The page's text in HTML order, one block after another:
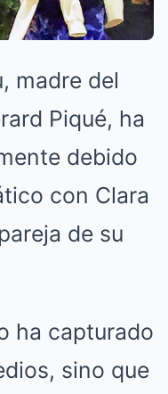
madre del
Piqué, ha
debido
con Clara
de su
ha capturado
sino que